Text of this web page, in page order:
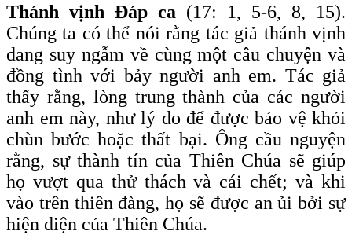
Thánh vịnh Đáp ca (17: 1, 5-6, 8, 15).
Chúng ta có thể nói rằng tác giả thánh vịnh
đang suy ngẫm về cùng một câu chuyện và
đồng tình với bảy người anh em. Tác giả
thấy rằng, lòng trung thành của các người
anh em này, như lý do để được bảo vệ khỏi
chùn bước hoặc thất bại. Ông cầu nguyện
rằng, sự thành tín của Thiên Chúa sẽ giúp
họ vượt qua thử thách và cái chết; và khi
vào trên thiên đàng, họ sẽ được an ủi bởi sự
hiện diện của Thiên Chúa.